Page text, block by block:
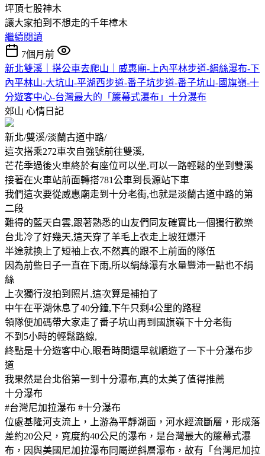
坪頂七股神木
讓大家拍到不想走的千年樟木
繼續閱讀
7個月前
新北雙溪｜搭公車去爬山｜威惠廟-上內平林步道-絹絲瀑布-下
內平林山-大坑山-平湖西步道-番子坑步道-番子坑山-國旗嶺-十
分遊客中心-台灣最大的「簾幕式瀑布」十分瀑布
郊山 心情日記
新北/雙溪/淡蘭古道中路/
這次搭乘272車次自強號前往雙溪,
芒花季過後火車終於有座位可以坐,可以一路輕鬆的坐到雙溪
接著在火車站前面轉搭781公車到長源站下車
我們這次要從威惠廟走到十分老街,也就是淡蘭古道中路的第
二段
難得的藍天白雲,跟著熟悉的山友們同友確實比一個獨行歡樂
台北冷了好幾天,這天穿了羊毛上衣走上坡狂爆汗
半途就換上了短袖上衣,不然真的跟不上前面的隊伍
因為前些日子一直在下雨,所以絹絲瀑有水量豐沛一點也不絹
絲
上次獨行沒拍到照片,這次算是補拍了
中午在平湖休息了40分鐘,下午只剩4公里的路程
領隊便加碼帶大家走了番子坑山再到國旗嶺下十分老街
不到5小時的輕鬆路線,
終點是十分遊客中心,眼看時間還早就順遊了一下十分瀑布步
道
我果然是台北俗第一到十分瀑布,真的太美了值得推薦
十分瀑布
#台灣尼加拉瀑布 #十分瀑布
位處基隆河支流上，上游為平靜湖面，河水經流斷層，形成落
差約20公尺，寬度約40公尺的瀑布，是台灣最大的簾幕式瀑
布，因與美國尼加拉瀑布同屬逆斜層瀑布，故有「台灣尼加拉